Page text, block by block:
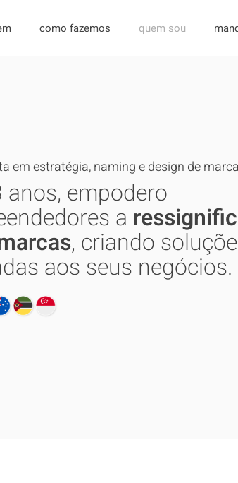
como fazemos quem sou
em estratégia, naming e design de
anos, empodero
a
, criando
aos seus negócios.